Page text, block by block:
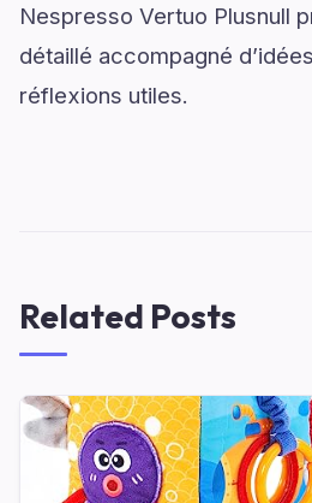
Nespresso Vertuo Plusnull
détaillé accompagné
réflexions utiles.
Related Posts